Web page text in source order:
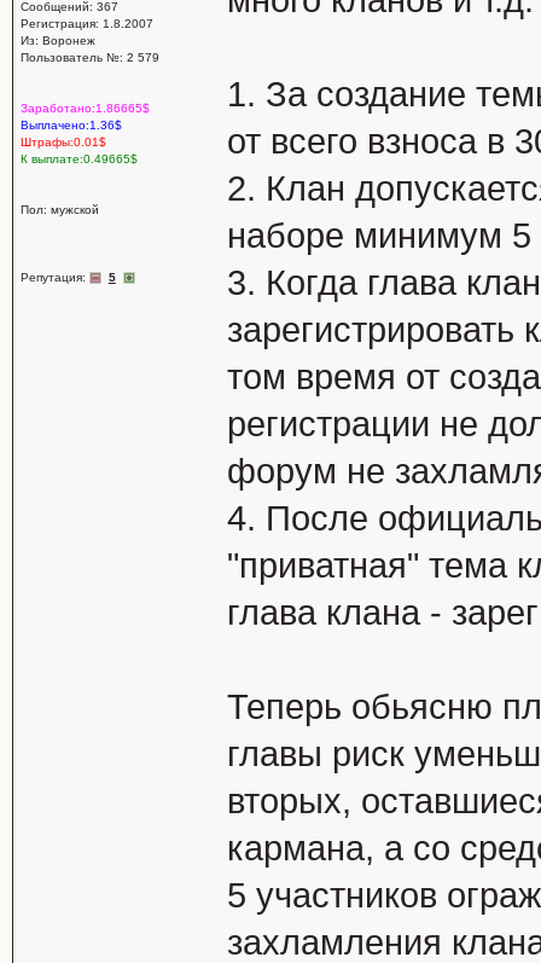
Сообщений: 367
Регистрация: 1.8.2007
Из: Воронеж
Пользователь №: 2 579
Заработано:1.86665$
Выплачено:1.36$
Штрафы:0.01$
К выплате:0.49665$
Пол: мужской
Репутация: 5
1. За создание
от всего взноса в
2. Клан
наборе минимум 5
3. Когда глава
зарегистрировать
том время от
регистрации не
форум не
4. После
"приватная" тема
глава клана -
Теперь обьясню
главы риск
вторых,
кармана, а со
5 участников
захламления